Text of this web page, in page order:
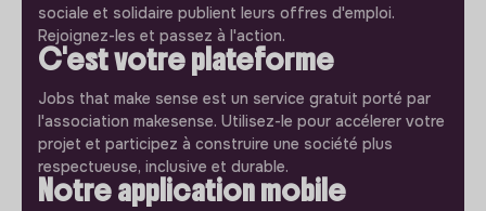
sociale et solidaire publient leurs offres d'emploi.
Rejoignez-les et passez à l'action.
C'est votre plateforme
Jobs that make sense est un service gratuit porté par
l'association makesense. Utilisez-le pour accélerer votre
projet et participez à construire une société plus
respectueuse, inclusive et durable.
Notre application mobile